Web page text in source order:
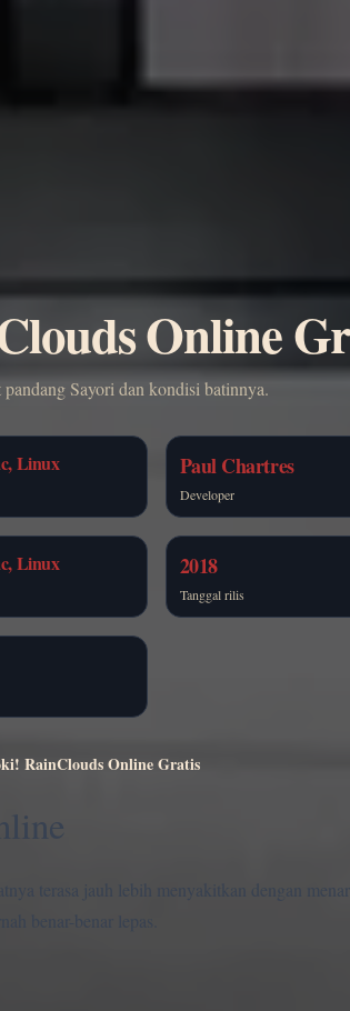
Online
Sayori dan kondisi batinnya.
Linux Paul Chartres
Developer
Linux 2018
Tanggal rilis
RainClouds Online Gratis
terasa jauh lebih menyakitkan dengan
benar-benar lepas.